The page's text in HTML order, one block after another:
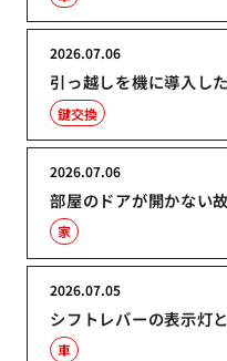
引っ越しを機に導入し
2026.07.06
鍵交換
部屋のドアが開かない
2026.07.06
家
シフトレバーの表示灯
2026.07.05
車